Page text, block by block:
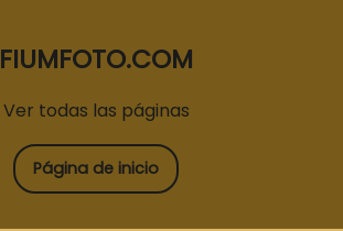
Ver todas las páginas
FIUMFOTO.COM
Página de inicio